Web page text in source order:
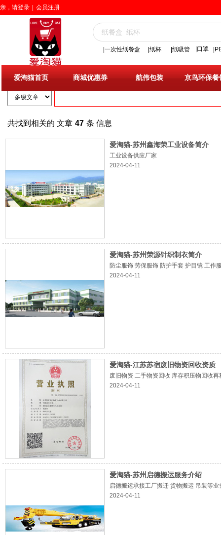
纸杯 |口罩
|纸吸管
|一次性纸餐盒
爱淘猫首页 商城优惠券 航伟包装 京鸟环保餐
亲，请登录 会员注册
共找到相关的 文章 47 条 信息
爱淘猫-苏州鑫海荣工业设备简介
工业设备供应厂家
2024-04-11
爱淘猫-苏州荣源针织制衣简介
防尘服饰 劳保服饰 防护手套 护目镜 工
2024-04-11
爱淘猫-江苏苏宿废旧物资回收资质
废旧物资 二手物资回收 库存积压物回收
2024-04-11
爱淘猫-苏州启德搬运服务介绍
启德搬运承接工厂搬迁 货物搬运 吊装等
2024-04-11